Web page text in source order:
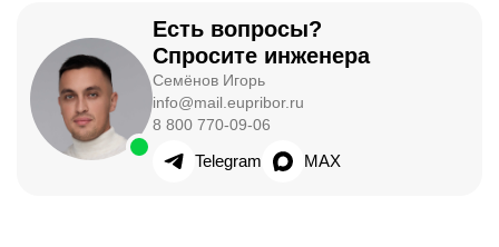
Есть вопросы?
Спросите инженера
Семёнов Игорь
info@mail.eupribor.ru
8 800 770-09-06
Telegram MAX